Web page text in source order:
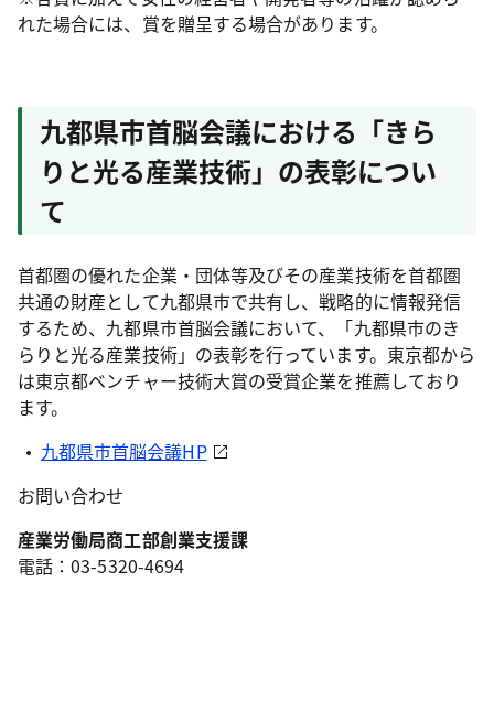
れた場合には、賞を贈呈する場合があります。
九都県市首脳会議における「きら
りと光る産業技術」の表彰につい
て
首都圏の優れた企業・団体等及びその産業技術を首都圏
共通の財産として九都県市で共有し、戦略的に情報発信
するため、九都県市首脳会議において、「九都県市のき
らりと光る産業技術」の表彰を行っています。東京都から
は東京都ベンチャー技術大賞の受賞企業を推薦しており
ます。
九都県市首脳会議HP
お問い合わせ
産業労働局商工部創業支援課
電話：03-5320-4694